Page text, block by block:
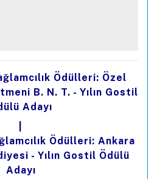
Ödülleri: Özel
B. N. T. - Yılın Gostil
Adayı
Ödülleri: Ankara
- Yılın Gostil Ödülü
Adayı